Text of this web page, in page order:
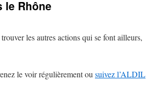
le Rhône
les autres actions qui se font ailleurs,
le voir régulièrement ousuivez l’ALDIL